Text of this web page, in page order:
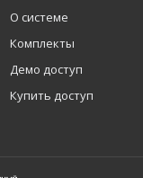
О системе
Комплекты
Демо доступ
Купить доступ